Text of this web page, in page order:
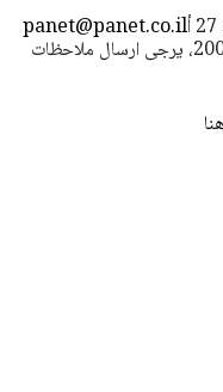
panet@panet.co.ilاستعمال المضامين بموجب بند 27 أ
لقانون الحقوق الأدبية لسنة 2007، يرجى ارسال ملاحظات